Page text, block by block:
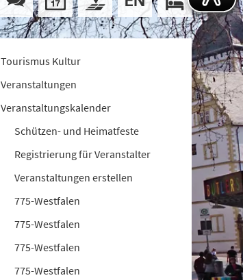
Tourismus Kultur
Veranstaltungen
Veranstaltungskalender
Schützen- und Heimatfeste
Registrierung für Veranstalter
Veranstaltungen erstellen
775-Westfalen
775-Westfalen
775-Westfalen
775-Westfalen